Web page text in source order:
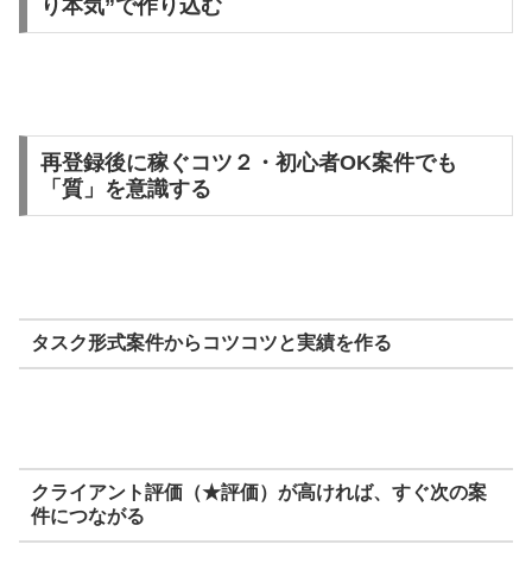
り本気”で作り込む
再登録後に稼ぐコツ２・初心者OK案件でも
「質」を意識する
タスク形式案件からコツコツと実績を作る
クライアント評価（★評価）が高ければ、すぐ次の案
件につながる